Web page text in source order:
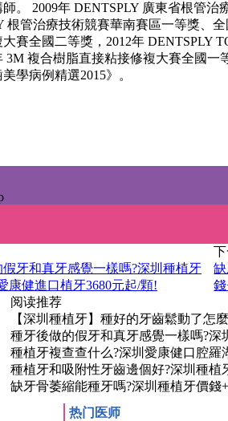
。 2009年 DENTSPLY 廣東省根管治
根管治療技術競賽華南賽區一等獎、
賽全國二等獎，2012年 DENTSPLY
3M 複合樹脂直接粘接修複大賽全國一
學病例精選2015》。
牙和真牙感覺一樣嗎?深圳種植牙
康健進口植牙3680元起/顆!
下
阅读推荐
【深圳種植牙】種好的牙齒鬆動了怎
種牙後做的假牙和真牙感覺一樣嗎?深
種植牙複查查什么?深圳愛康健口腔羅
種植牙和吸附性牙齒邊個好?深圳種植
缺牙骨萎縮能種牙嗎?深圳種植牙價錢+
热门医师